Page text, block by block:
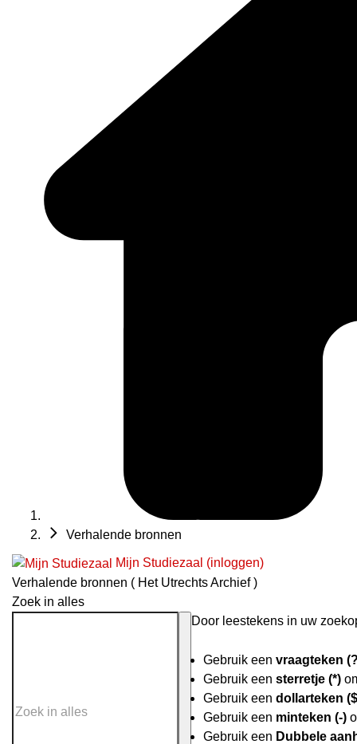
Verhalende bronnen
Mijn Studiezaal (inloggen)
Verhalende bronnen ( Het Utrechts Archief )
Zoek in alles
Door leestekens in uw
Gebruik een vraagteken
Gebruik een sterretje (*)
Gebruik een dollarteken
Gebruik een minteken (-)
Gebruik een Dubbele